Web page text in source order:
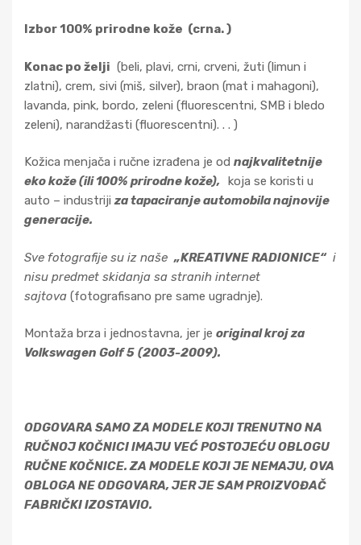
Izbor 100% prirodne kože (crna. )
Konac po želji (beli, plavi, crni, crveni, žuti (limun i
zlatni), crem, sivi (miš, silver), braon (mat i mahagoni),
lavanda, pink, bordo, zeleni (fluorescentni, SMB i bledo
zeleni), narandžasti (fluorescentni). . . )
Kožica menjača i ručne izrađena je od najkvalitetnije
eko kože (ili 100% prirodne kože),
koja se koristi u
auto – industrijiza tapaciranje automobila najnovije
generacije.
Sve fotografije su iz naše „KREATIVNE RADIONICE“i
nisu predmet skidanja sa stranih internet
sajtova (fotografisano pre same ugradnje).
Montaža brza i jednostavna, jer je original kroj za
Volkswagen Golf 5 (2003-2009).
ODGOVARA SAMO ZA MODELE KOJI TRENUTNO NA
RUČNOJ KOČNICI IMAJU VEĆ POSTOJEĆU OBLOGU
RUČNE KOČNICE. ZA MODELE KOJI JE NEMAJU, OVA
OBLOGA NE ODGOVARA, JER JE SAM PROIZVOĐAČ
FABRIČKI IZOSTAVIO.